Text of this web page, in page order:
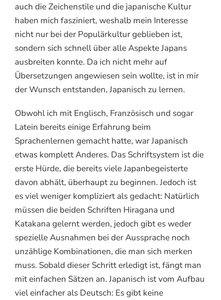
auch die Zeichenstile und die japanische Kultur
haben mich fasziniert, weshalb mein Interesse
nicht nur bei der Populärkultur geblieben ist,
sondern sich schnell über alle Aspekte Japans
ausbreiten konnte. Da ich nicht mehr auf
Übersetzungen angewiesen sein wollte, ist in mir
der Wunsch entstanden, Japanisch zu lernen.
Obwohl ich mit Englisch, Französisch und sogar
Latein bereits einige Erfahrung beim
Sprachenlernen gemacht hatte, war Japanisch
etwas komplett Anderes. Das Schriftsystem ist die
erste Hürde, die bereits viele Japanbegeisterte
davon abhält, überhaupt zu beginnen. Jedoch ist
es viel weniger kompliziert als gedacht: Natürlich
müssen die beiden Schriften Hiragana und
Katakana gelernt werden, jedoch gibt es weder
spezielle Ausnahmen bei der Aussprache noch
unzählige Kombinationen, die man sich merken
muss. Sobald dieser Schritt erledigt ist, fängt man
mit einfachen Sätzen an. Japanisch ist vom Aufbau
viel einfacher als Deutsch: Es gibt keine